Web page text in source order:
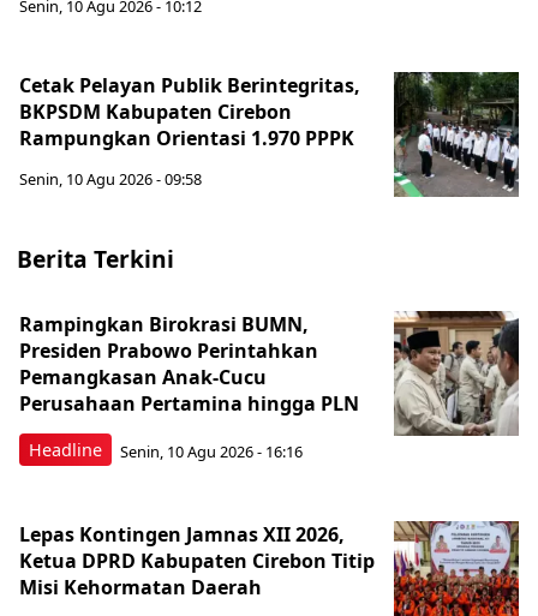
Senin, 10 Agu 2026 - 10:12
Cetak Pelayan Publik Berintegritas,
BKPSDM Kabupaten Cirebon
Rampungkan Orientasi 1.970 PPPK
Senin, 10 Agu 2026 - 09:58
Berita Terkini
Headline
Rampingkan Birokrasi BUMN,
Presiden Prabowo Perintahkan
Pemangkasan Anak-Cucu
Perusahaan Pertamina hingga PLN
Senin, 10 Agu 2026 - 16:16
Lepas Kontingen Jamnas XII 2026,
Ketua DPRD Kabupaten Cirebon Titip
Misi Kehormatan Daerah